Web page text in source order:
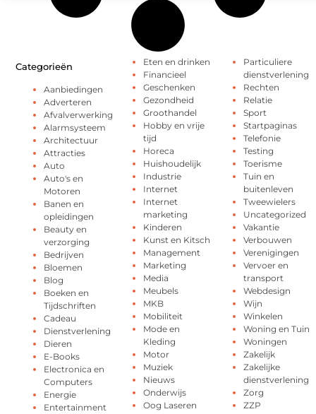
Categorieën
Aanbiedingen
Adverteren
Afvalverwerking
Alarmsysteem
Architectuur
Attracties
Auto
Auto's en
Motoren
Banen en
opleidingen
Beauty en
verzorging
Bedrijven
Bloemen
Blog
Boeken en
Tijdschriften
Cadeau
Dienstverlening
Dieren
E-Books
Electronica en
Computers
Energie
Entertainment
Eten en drinken
Financieel
Geschenken
Gezondheid
Groothandel
Hobby en vrije
tijd
Horeca
Huishoudelijk
Industrie
Internet
Internet
marketing
Kinderen
Kunst en Kitsch
Management
Marketing
Media
Meubels
MKB
Mobiliteit
Mode en
Kleding
Motor
Muziek
Nieuws
Onderwijs
Oog Laseren
Particuliere
dienstverlening
Rechten
Relatie
Sport
Startpaginas
Telefonie
Testing
Toerisme
Tuin en
buitenleven
Tweewielers
Uncategorized
Vakantie
Verbouwen
Verenigingen
Vervoer en
transport
Webdesign
Wijn
Winkelen
Woning en Tuin
Woningen
Zakelijk
Zakelijke
dienstverlening
Zorg
ZZP